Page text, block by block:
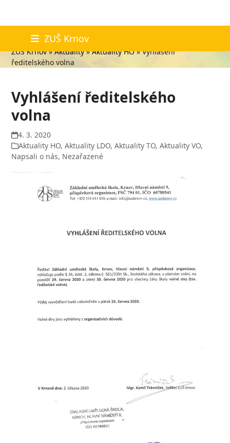
content
ZUŠ Krnov
Aktuality
ZUŠ Krnov»Aktuality»Aktuality HO»Vyhlášení
ředitelského volna
Vyhlášení ředitelského
volna
4. 3. 2020
Aktuality HO,Aktuality LDO,Aktuality TO,Aktuality VO,
Napsali o nás, Nezařazené